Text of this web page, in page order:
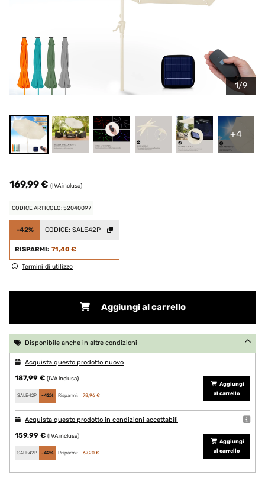
1/9
+4
169,99 € (IVA inclusa)
CODICE ARTICOLO: 52040097
-42% CODICE: SALE42P
RISPARMI: 71,40 €
Termini di utilizzo
Aggiungi al carrello
Disponibile anche in altre condizioni
Acquista questo prodotto nuovo
187,99 € (IVA inclusa)
SALE42P -42% Risparmi: 78,96 €
Aggiungi
al carrello
Acquista questo prodotto in condizioni accettabili
159,99 € (IVA inclusa)
SALE42P -42% Risparmi: 67,20 €
Aggiungi
al carrello